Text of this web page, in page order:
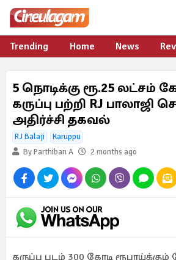
Trending Home News
5 நொடிக்கு ரூ.25 லட்சம்
கருப்பு பற்றி RJ
அதிர்ச்சி தகவல்
RJ Balaji
Karuppu
By Parthiban A
2 months ago
கருப்பு படம் 300 கோடி ரூபாய்க்கும்